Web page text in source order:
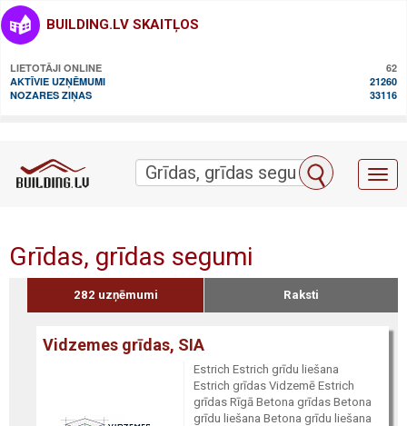
BUILDING.LV SKAITĻOS
LIETOTĀJI ONLINE
62
AKTĪVIE UZŅĒMUMI
21260
NOZARES ZIŅAS
33116
Grīdas, grīdas segumi
282 uzņēmumi Raksti
Vidzemes grīdas, SIA
Estrich Estrich grīdu liešana
Estrich grīdas Vidzemē Estrich
grīdas Rīgā Betona grīdas Betona
grīdu liešana Betona grīdu liešana